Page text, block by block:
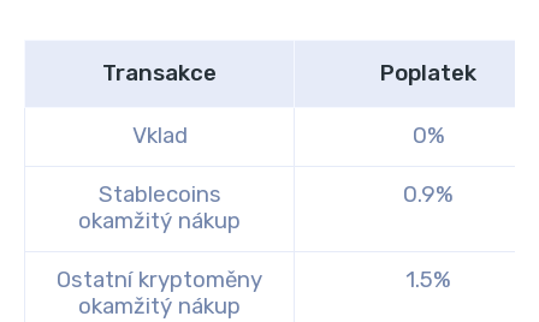
Transakce Poplatek
Vklad 0%
Stablecoins
okamžitý nákup
0.9%
Ostatní kryptoměny
okamžitý nákup
1.5%